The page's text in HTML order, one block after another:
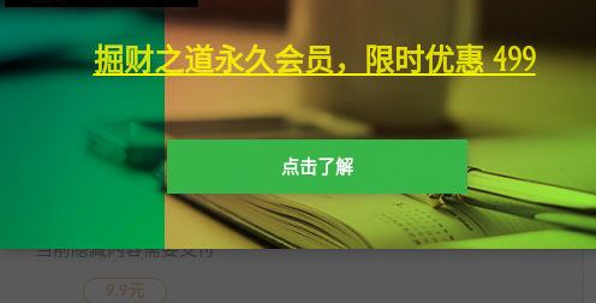
当前隐藏内容需要支付
9.9元
掘财之道永久会员，限时优惠 499
点击了解